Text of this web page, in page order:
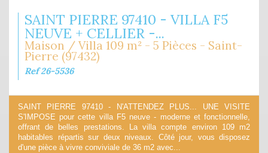
SAINT PIERRE 97410 - VILLA F5
NEUVE + CELLIER -...
Maison / Villa 109 m² - 5 Pièces - Saint-
Pierre (97432)
Ref 26-5536
SAINT PIERRE 97410 - N'ATTENDEZ PLUS... UNE VISITE
S'IMPOSE pour cette villa F5 neuve - moderne et fonctionnelle,
offrant de belles prestations. La villa compte environ 109 m2
habitables répartis sur deux niveaux. Côté jour, vous disposez
d'une pièce à vivre conviviale de 36 m2 avec...